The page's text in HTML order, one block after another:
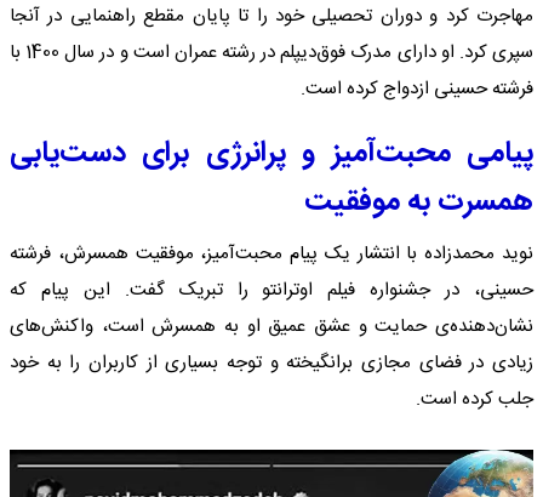
مهاجرت کرد و دوران تحصیلی خود را تا پایان مقطع راهنمایی در آنجا
سپری کرد. او دارای مدرک فوق‌دیپلم در رشته عمران است و در سال 1400 با
فرشته حسینی ازدواج کرده است.
پیامی محبت‌آمیز و پرانرژی برای دست‌یابی
همسرت به موفقیت
نوید محمدزاده با انتشار یک پیام محبت‌آمیز، موفقیت همسرش، فرشته
حسینی، در جشنواره فیلم اوترانتو را تبریک گفت. این پیام که
نشان‌دهنده‌ی حمایت و عشق عمیق او به همسرش است، واکنش‌های
زیادی در فضای مجازی برانگیخته و توجه بسیاری از کاربران را به خود
جلب کرده است.